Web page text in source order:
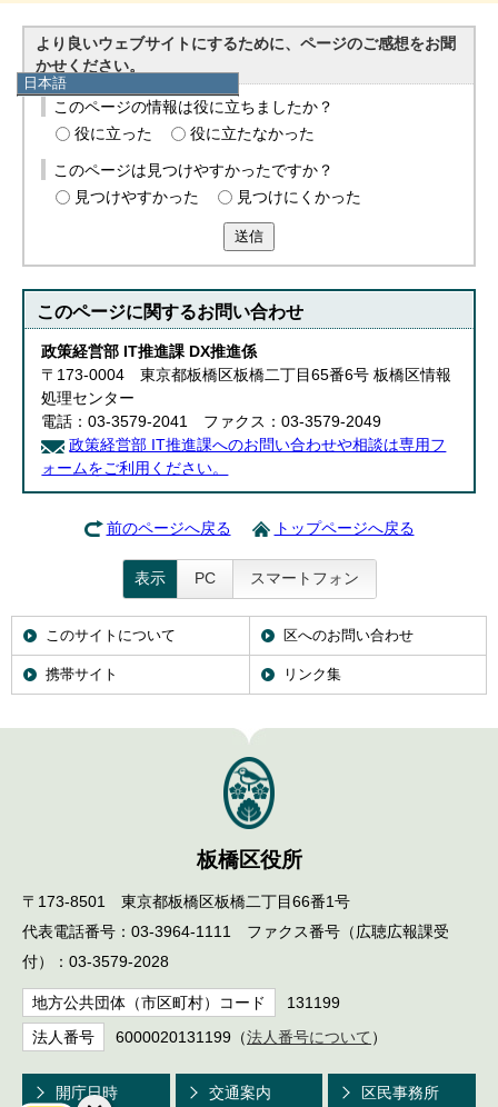
日本語
日本語
English
简体中文
繁體中文
より良いウェブサイトにするために、ページのご感想をお聞
かせください。
このページの情報は役に立ちましたか？
役に立った
役に立たなかった
このページは見つけやすかったですか？
見つけやすかった
見つけにくかった
送信
このページに関するお問い合わせ
政策経営部 IT推進課 DX推進係
〒173-0004 東京都板橋区板橋二丁目65番6号 板橋区情報
処理センター
電話：03-3579-2041 ファクス：03-3579-2049
政策経営部 IT推進課へのお問い合わせや相談は専用フ
ォームをご利用ください。
前のページへ戻る トップページへ戻る
表示 PC スマートフォン
このサイトについて 区へのお問い合わせ
携帯サイト リンク集
板橋区役所
〒173-8501 東京都板橋区板橋二丁目66番1号
代表電話番号：03-3964-1111 ファクス番号（広聴広報課受
付）：03-3579-2028
地方公共団体（市区町村）コード 131199
法人番号 6000020131199（法人番号について ）
開庁日時 交通案内 区民事務所